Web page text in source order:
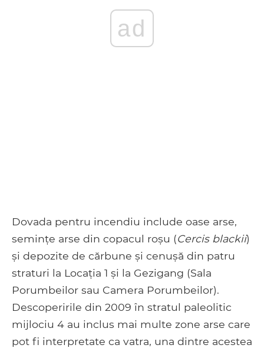
ad
Dovada pentru incendiu include oase arse,
semințe arse din copacul roșu (Cercis blackii)
și depozite de cărbune și cenușă din patru
straturi la Locația 1 și la Gezigang (Sala
Porumbeilor sau Camera Porumbeilor).
Descoperirile din 2009 în stratul paleolitic
mijlociu 4 au inclus mai multe zone arse care
pot fi interpretate ca vatra, una dintre acestea